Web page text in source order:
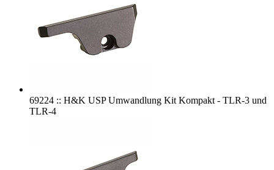
69224 :: H&K USP Umwandlung Kit Kompakt - TLR-3 und
TLR-4